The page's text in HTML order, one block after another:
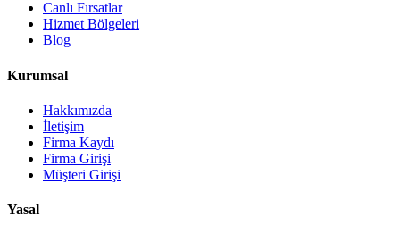
Canlı Fırsatlar
Hizmet Bölgeleri
Blog
Kurumsal
Hakkımızda
İletişim
Firma Kaydı
Firma Girişi
Müşteri Girişi
Yasal